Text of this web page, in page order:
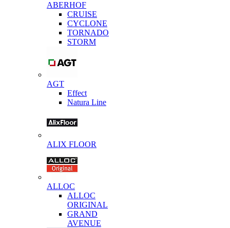
ABERHOF
CRUISE
CYCLONE
TORNADO
STORM
AGT
Effect
Natura Line
ALIX FLOOR
ALLOC
ALLOC
ORIGINAL
GRAND
AVENUE